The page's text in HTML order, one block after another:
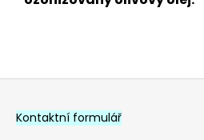
Z
Kontaktní formulář